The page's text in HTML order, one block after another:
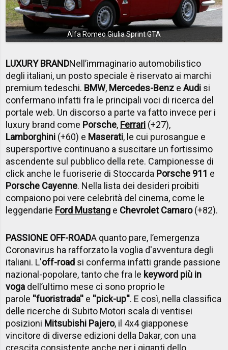
Alfa Romeo Giulia Sprint GTA
LUXURY BRANDNell’immaginario automobilistico
degli italiani, un posto speciale è riservato ai marchi
premium tedeschi. BMW, Mercedes-Benz eAudi si
confermano infatti fra le principali voci di ricerca del
portale web. Un discorso a parte va fatto invece per i
luxury brand come Porsche, Ferrari (+27),
Lamborghini (+60) e Maserati, le cui purosangue e
supersportive continuano a suscitare un fortissimo
ascendente sul pubblico della rete. Campionesse di
click anche le fuoriserie di Stoccarda Porsche 911 e
Porsche Cayenne. Nella lista dei desideri proibiti
compaiono poi vere celebrità del cinema, come le
leggendarie Ford Mustang e Chevrolet Camaro(+82).
PASSIONE OFF-ROADA quanto pare, l’emergenza
Coronavirus ha rafforzato la voglia d'avventura degli
italiani. L'off-road si conferma infatti grande passione
nazional-popolare, tanto che fra le keyword più in
voga dell’ultimo mese ci sono proprio le
parole ''fuoristrada'' e ''pick-up''. E così, nella classifica
delle ricerche di Subito Motori scala di ventisei
posizioni Mitsubishi Pajero, il 4x4 giapponese
vincitore di diverse edizioni della Dakar, con una
crescita consistente anche per i giganti dello